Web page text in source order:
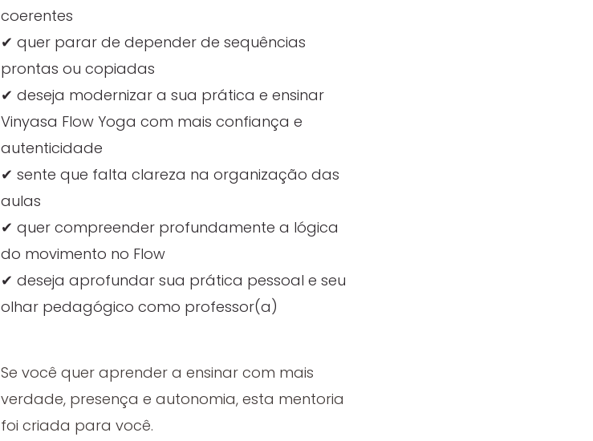
coerentes
✔ quer parar de depender de sequências
prontas ou copiadas
✔ deseja modernizar a sua prática e ensinar
Vinyasa Flow Yoga com mais confiança e
autenticidade
✔ sente que falta clareza na organização das
aulas
✔ quer compreender profundamente a lógica
do movimento no Flow
✔ deseja aprofundar sua prática pessoal e seu
olhar pedagógico como professor(a)
Se você quer aprender a ensinar com mais
verdade, presença e autonomia, esta mentoria
foi criada para você.